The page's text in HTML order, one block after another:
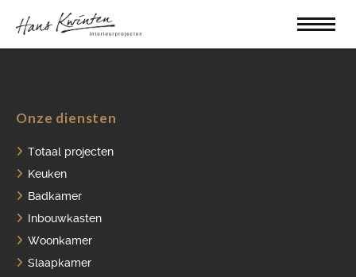
Onze diensten
Totaal projecten
Keuken
Badkamer
Inbouwkasten
Woonkamer
Slaapkamer